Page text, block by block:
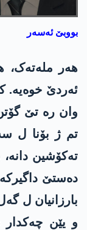
بووبێ ئەسەر
ھەر ملەتەک،
ئەردێ خوەیە.
وان رە تێ
تم ژ بۆنا ل
تەکۆشین
دەستێ
بارزانیان ل
و یێن چەکدار